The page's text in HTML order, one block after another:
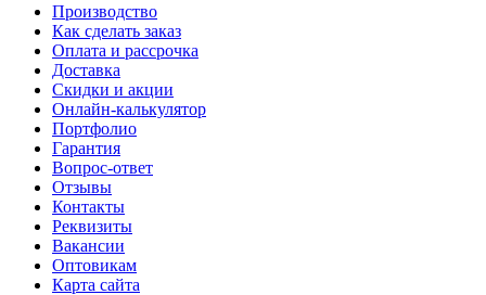
Производство
Как сделать заказ
Оплата и рассрочка
Доставка
Скидки и акции
Онлайн-калькулятор
Портфолио
Гарантия
Вопрос-ответ
Отзывы
Контакты
Реквизиты
Вакансии
Оптовикам
Карта сайта